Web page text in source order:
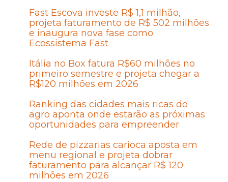
Fast Escova investe R$ 1,1 milhão,
projeta faturamento de R$ 502 milhões
e inaugura nova fase como
Ecossistema Fast
Itália no Box fatura R$60 milhões no
primeiro semestre e projeta chegar a
R$120 milhões em 2026
Ranking das cidades mais ricas do
agro aponta onde estarão as próximas
oportunidades para empreender
Rede de pizzarias carioca aposta em
menu regional e projeta dobrar
faturamento para alcançar R$ 120
milhões em 2026